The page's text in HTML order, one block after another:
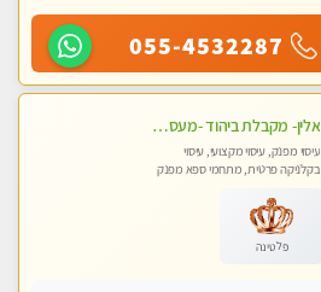
055-4532287
אלין- מקבלת ביהוד -מעסה פרטית ואיכותית לבד ביהוד . עיסוי מפנק אצלי ביהוד
עיסוי מפנק, עיסוי מקצועי, עיסוי
בקלניקה פרטית, מתחמי ספא מפנק
פלטינה